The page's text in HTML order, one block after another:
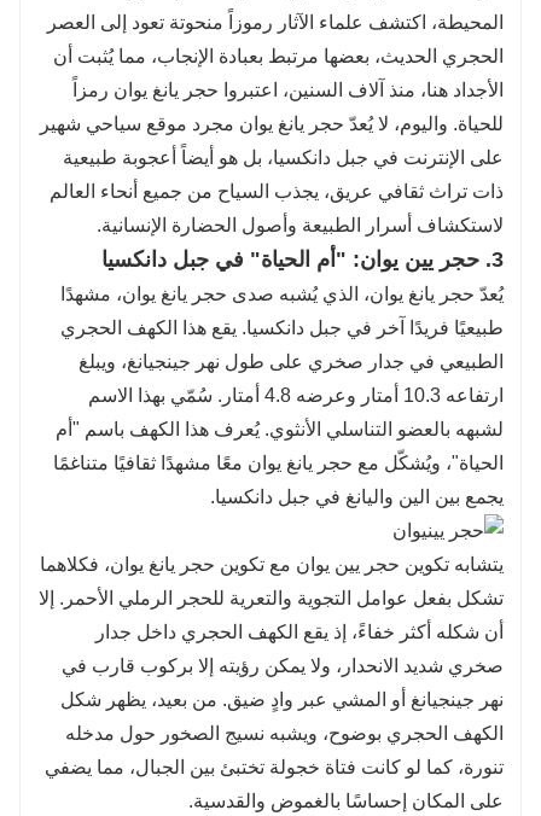
المحيطة، اكتشف علماء الآثار رموزاً منحوتة تعود إلى العصر
الحجري الحديث، بعضها مرتبط بعبادة الإنجاب، مما يُثبت أن
الأجداد هنا، منذ آلاف السنين، اعتبروا حجر يانغ يوان رمزاً
للحياة. واليوم، لا يُعدّ حجر يانغ يوان مجرد موقع سياحي شهير
على الإنترنت في جبل دانكسيا، بل هو أيضاً أعجوبة طبيعية
ذات تراث ثقافي عريق، يجذب السياح من جميع أنحاء العالم
لاستكشاف أسرار الطبيعة وأصول الحضارة الإنسانية.
3. حجر يين يوان: "أم الحياة" في جبل دانكسيا
يُعدّ حجر يانغ يوان، الذي يُشبه صدى حجر يانغ يوان، مشهدًا
طبيعيًا فريدًا آخر في جبل دانكسيا. يقع هذا الكهف الحجري
الطبيعي في جدار صخري على طول نهر جينجيانغ، ويبلغ
ارتفاعه 10.3 أمتار وعرضه 4.8 أمتار. سُمّي بهذا الاسم
لشبهه بالعضو التناسلي الأنثوي. يُعرف هذا الكهف باسم "أم
الحياة"، ويُشكّل مع حجر يانغ يوان معًا مشهدًا ثقافيًا متناغمًا
يجمع بين الين واليانغ في جبل دانكسيا.
يتشابه تكوين حجر يين يوان مع تكوين حجر يانغ يوان، فكلاهما
تشكل بفعل عوامل التجوية والتعرية للحجر الرملي الأحمر. إلا
أن شكله أكثر خفاءً، إذ يقع الكهف الحجري داخل جدار
صخري شديد الانحدار، ولا يمكن رؤيته إلا بركوب قارب في
نهر جينجيانغ أو المشي عبر وادٍ ضيق. من بعيد، يظهر شكل
الكهف الحجري بوضوح، ويشبه نسيج الصخور حول مدخله
تنورة، كما لو كانت فتاة خجولة تختبئ بين الجبال، مما يضفي
على المكان إحساسًا بالغموض والقدسية.